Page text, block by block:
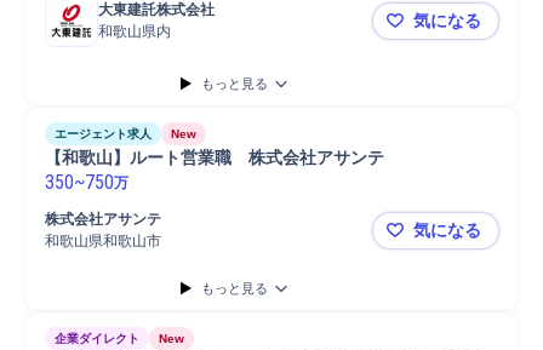
大東建託株式会社
和歌山県内
和歌山県【
気になる
もっと見る
エージェント求人 New
【和歌山】ルート営業職　株式会社アサンテ
350~750万
株式会社アサンテ
和歌山県和歌山市
【和歌山】
気になる
もっと見る
企業ダイレクト New